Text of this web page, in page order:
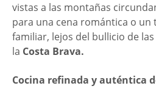
vistas a las montañas
para una cena romántica o
familiar, lejos del bullicio de
la Costa Brava.
Cocina refinada y auténtica